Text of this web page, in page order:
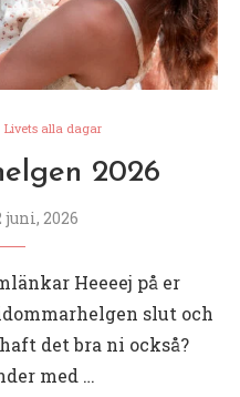
Livets alla dagar
2026
juni, 2026
Heeeej på er
slut och
det bra ni också?
med …